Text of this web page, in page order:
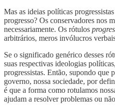
Mas as ideias políticas
progresso? Os conservadores nos
necessariamente. Os rótulos
arbitrários, meros invólucros
Se o significado genérico desses
suas respectivas ideologias
progressistas. Então, supondo que
governo, nossa sociedade, por
é que a forma como rotulamos
ajudam a resolver problemas ou